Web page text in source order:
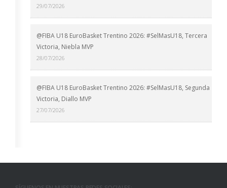
29/07/2026
@FIBA U18 EuroBasket Trentino 2026: #SelMasU18, Tercera
Victoria, Niebla MVP
28/07/2026
@FIBA U18 EuroBasket Trentino 2026: #SelMasU18, Segunda
Victoria, Diallo MVP
27/07/2026